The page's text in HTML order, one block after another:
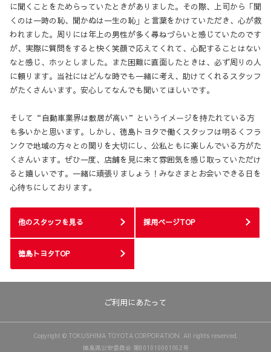
に聞くことをためらっていたときがありました。その際、上司から「聞
くのは一時の恥、聞かぬは一生の恥」と言葉をかけていただき、心が救
われました。周りには年上の男性が多く尋ねづらいと感じていたのです
が、実際に質問をすると快く笑顔で応えてくれて、心配することはない
なと感じ、ホッとしました。また困難に直面したときは、必ず周りの人
に頼ります。当社にはどんな時でも一緒に考え、助けてくれるスタッフ
がたくさんいます。安心してなんでも聞いてほしいです。
そして“自動車業界は敷居が高い”というイメージを持たれている方
も多いかと思います。しかし、徳島トヨタで働くスタッフは明るくフラ
ンクで地域の方々との関りを大切にし、公私ともに楽しんでいる方がた
くさんいます。ぜひ一度、店舗を見に来て雰囲気を感じ取っていただけ
ると嬉しいです。一緒に頑張りましょう！みなさまとお会いできる日を
心待ちにしております。
他のスタッフを見る 採用ページTOP
徳島トヨタTOP
ご利用にあたって
Copyright © TOKUSHIMA TOYOTA CORPORATION. All rights reserved.
徳島県公安委員会 第801010001062号